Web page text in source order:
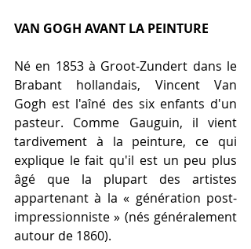
VAN GOGH AVANT LA PEINTURE
Né en 1853 à Groot-Zundert dans le
Brabant hollandais, Vincent Van
Gogh est l'aîné des six enfants d'un
pasteur. Comme Gauguin, il vient
tardivement à la peinture, ce qui
explique le fait qu'il est un peu plus
âgé que la plupart des artistes
appartenant à la « génération post-
impressionniste » (nés généralement
autour de 1860).